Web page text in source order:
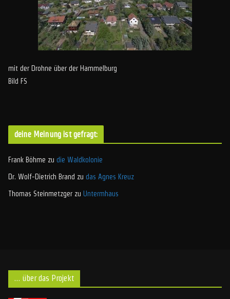
mit der Drohne über der Hammelburg
Bild FS
deine Meinung ist gefragt:
Frank Böhme zu die Waldkolonie
Dr. Wolf-Dietrich Brand zu das Agnes Kreuz
Thomas Steinmetzger zu Untermhaus
… über das Projekt